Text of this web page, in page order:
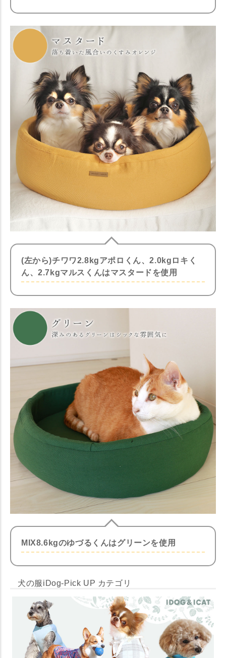
(左から)チワワ2.8kgアポロくん、2.0kgロキく
ん、2.7kgマルスくんはマスタードを使用
MIX8.6kgのゆづるくんはグリーンを使用
犬の服iDog-Pick UP カテゴリ